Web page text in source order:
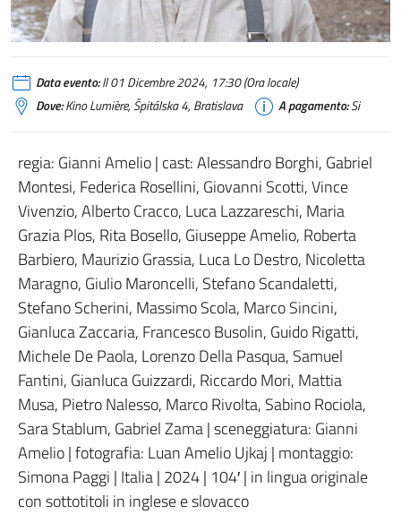
Data evento:Il 01 Dicembre 2024, 17:30 (Ora locale)
Dove:Kino Lumière, Špitálska 4, Bratislava A pagamento:Si
regia: Gianni Amelio | cast: Alessandro Borghi, Gabriel
Montesi, Federica Rosellini, Giovanni Scotti, Vince
Vivenzio, Alberto Cracco, Luca Lazzareschi, Maria
Grazia Plos, Rita Bosello, Giuseppe Amelio, Roberta
Barbiero, Maurizio Grassia, Luca Lo Destro, Nicoletta
Maragno, Giulio Maroncelli, Stefano Scandaletti,
Stefano Scherini, Massimo Scola, Marco Sincini,
Gianluca Zaccaria, Francesco Busolin, Guido Rigatti,
Michele De Paola, Lorenzo Della Pasqua, Samuel
Fantini, Gianluca Guizzardi, Riccardo Mori, Mattia
Musa, Pietro Nalesso, Marco Rivolta, Sabino Rociola,
Sara Stablum, Gabriel Zama | sceneggiatura: Gianni
Amelio | fotografia: Luan Amelio Ujkaj | montaggio:
Simona Paggi | Italia | 2024 | 104′ | in lingua originale
con sottotitoli in inglese e slovacco